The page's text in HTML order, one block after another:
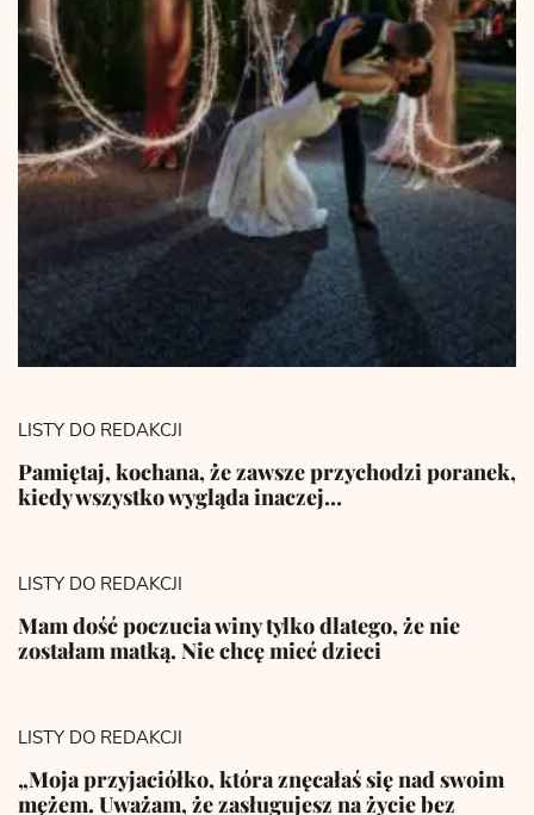
LISTY DO REDAKCJI
Pamiętaj, kochana, że zawsze przychodzi poranek,
kiedy wszystko wygląda inaczej…
LISTY DO REDAKCJI
Mam dość poczucia winy tylko dlatego, że nie
zostałam matką. Nie chcę mieć dzieci
LISTY DO REDAKCJI
„Moja przyjaciółko, która znęcałaś się nad swoim
mężem. Uważam, że zasługujesz na życie bez